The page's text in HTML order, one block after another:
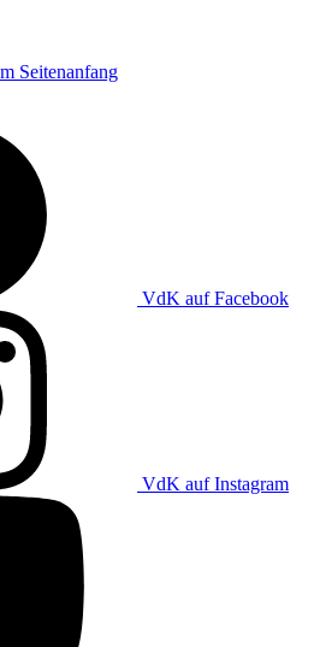
Seitenanfang
VdK auf Facebook
VdK auf Instagram